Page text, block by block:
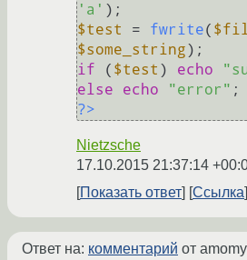
'a'
$test
= fwrite(
$some_string
if ( $test ) echo
else
echo "error"
?>
Nietzsche
17.10.2015 21:37:14
Показать ответ
Ссылка
Ответ на: комментарий от